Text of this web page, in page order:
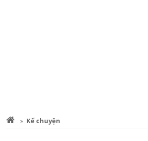
Kể chuyện